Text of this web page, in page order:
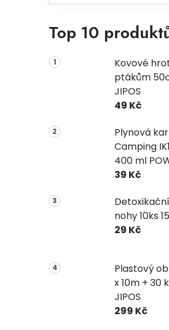
Top 10
Kovové
ptákům
JIPOS
49 Kč
Plynová
Camping
400 ml
39 Kč
nohy 10ks
29 Kč
Plastový
x 10m + 30
JIPOS
299 Kč